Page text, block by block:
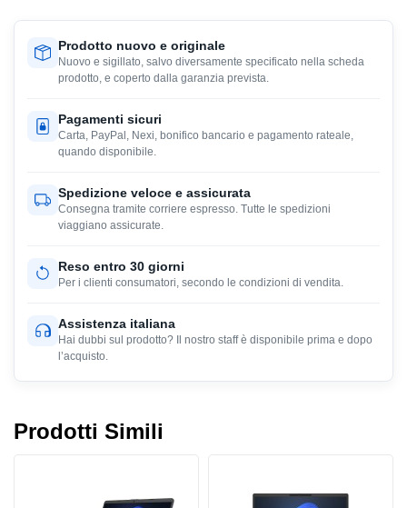
Prodotto nuovo e originale
Nuovo e sigillato, salvo diversamente specificato nella scheda
prodotto, e coperto dalla garanzia prevista.
Pagamenti sicuri
Carta, PayPal, Nexi, bonifico bancario e pagamento rateale,
quando disponibile.
Spedizione veloce e assicurata
Consegna tramite corriere espresso. Tutte le spedizioni
viaggiano assicurate.
Reso entro 30 giorni
Per i clienti consumatori, secondo le condizioni di vendita.
Assistenza italiana
Hai dubbi sul prodotto? Il nostro staff è disponibile prima e dopo
l’acquisto.
Prodotti Simili